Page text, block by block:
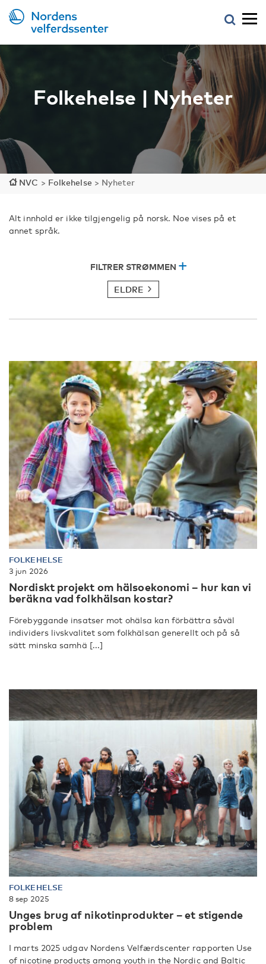
Folkehelse | Nyheter
NVC > Folkehelse> Nyheter
Alt innhold er ikke tilgjengelig på norsk. Noe vises på et
annet språk.
FILTRER STRØMMEN
ELDRE
FOLKEHELSE
3 jun 2026
Nordiskt projekt om hälsoekonomi – hur kan vi
beräkna vad folkhälsan kostar?
Förebyggande insatser mot ohälsa kan förbättra såväl
individers livskvalitet som folkhälsan generellt och på så
sätt minska samhä [...]
FOLKEHELSE
8 sep 2025
Unges brug af nikotinprodukter – et stigende
problem
I marts 2025 udgav Nordens Velfærdscenter rapporten Use
of nicotine products among youth in the Nordic and Baltic